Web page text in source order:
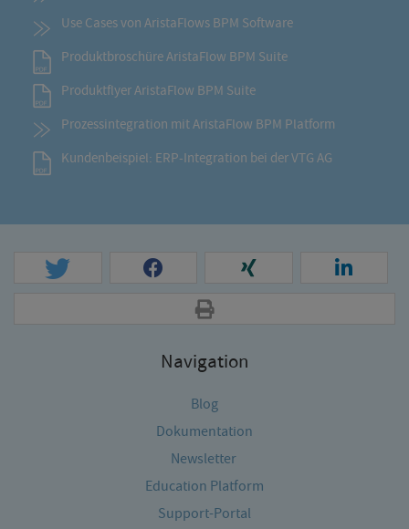
Use Cases von AristaFlows BPM Software
Produktbroschüre AristaFlow BPM Suite
Produktflyer AristaFlow BPM Suite
Prozessintegration mit AristaFlow BPM Platform
Kundenbeispiel: ERP-Integration bei der VTG AG
Navigation
Blog
Dokumentation
Newsletter
Education Platform
Support-Portal